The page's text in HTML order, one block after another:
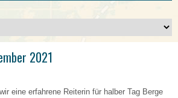
2021
eine erfahrene Reiterin für halber Tag Berge